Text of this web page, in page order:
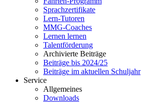
Sprachzertifikate
Lern-Tutoren
MMG-Coaches
Lernen lernen
Talentförderung
Archivierte Beiträge
Beiträge bis 2024/25
Beiträge im aktuellen Schuljahr
Service
Allgemeines
Downloads